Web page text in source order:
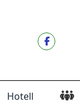
Hotell